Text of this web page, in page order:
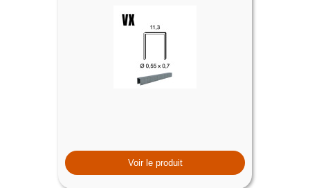
Voir le produit